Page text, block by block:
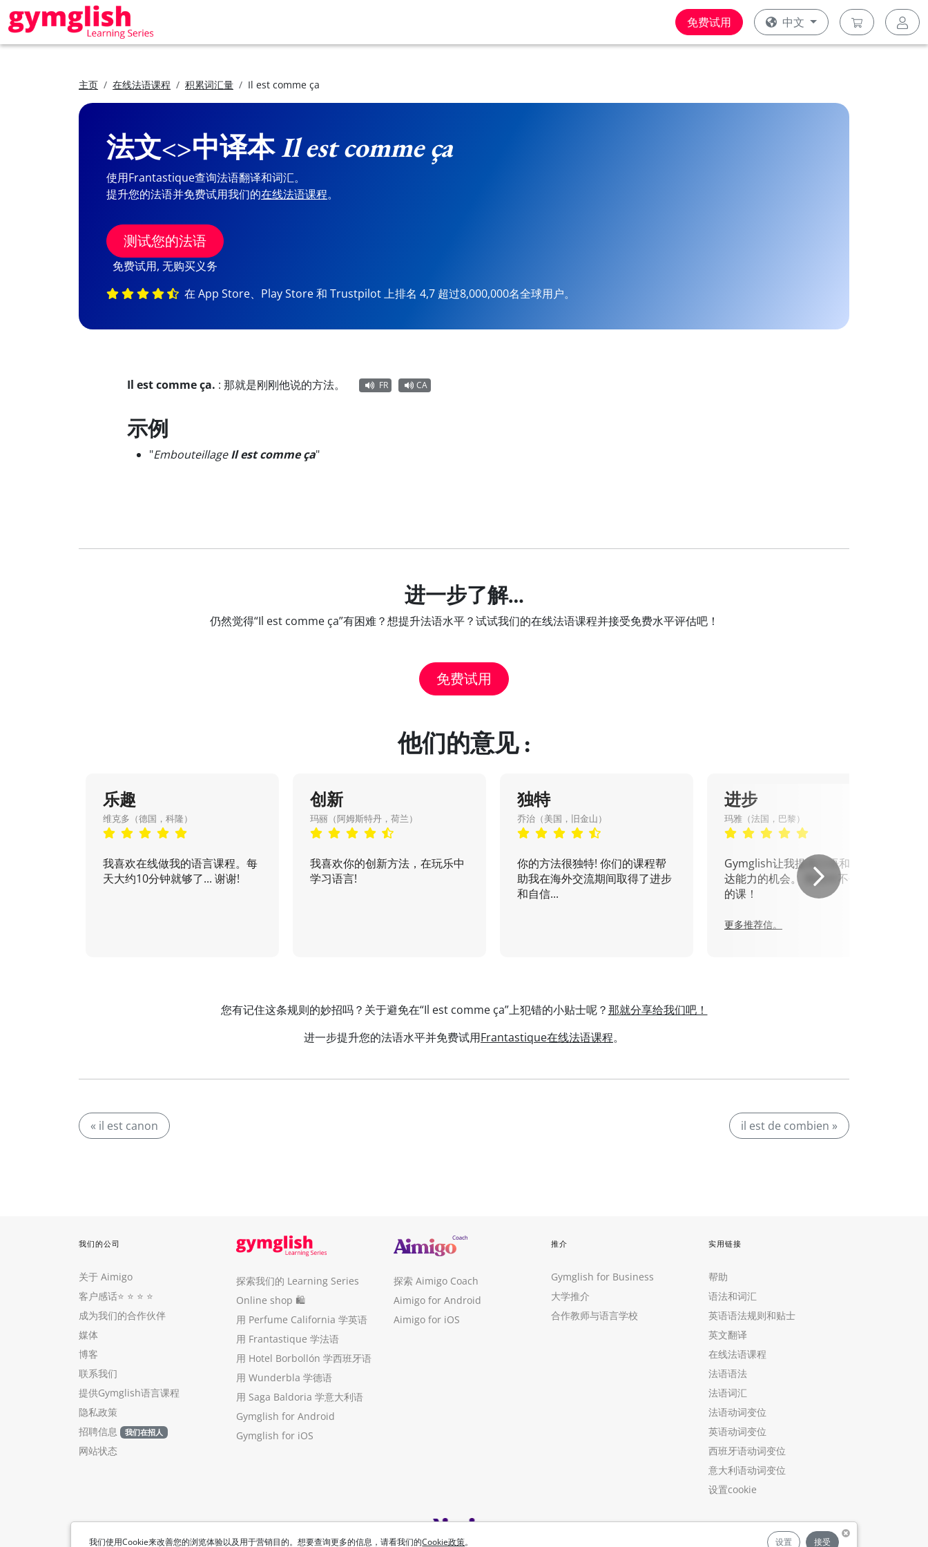
免费试用 中文
主页 在线法语课程 积累词汇量 Il est comme ça
法文<>中译本Il est comme ça
使用Frantastique查询法语翻译和词汇。
提升您的法语并免费试用我们的在线法语课程。
测试您的法语
免费试用, 无购买义务
在 App Store、Play Store 和 Trustpilot 上排名 4,7 超过8,000,000名全球用户。
Il est comme ça. : 那就是刚刚他说的方法。 FR CA
示例
"EmbouteillageIl est comme ça"
进一步了解…
仍然觉得“Il est comme ça”有困难？想提升法语水平？试试我们的在线法语课程并接受免费水平评估吧！
免费试用
他们的意见 :
乐趣
维克多（德国，科隆）
我喜欢在线做我的语言课程。每
天大约10分钟就够了... 谢谢!
创新
玛丽（阿姆斯特丹，荷兰）
我喜欢你的创新方法，在玩乐中
学习语言!
独特
乔治（美国，旧金山）
你的方法很独特! 你们的课程帮
助我在海外交流期间取得了进步
和自信...
进步
玛雅（法国，巴黎）
Gymglish让我提高口语和书面表
达能力的机会。 我绝对不会错过
的课！
更多推荐信。
您有记住这条规则的妙招吗？关于避免在“Il est comme ça”上犯错的小贴士呢？那就分享给我们吧！
进一步提升您的法语水平并免费试用Frantastique在线法语课程。
« il est canon il est de combien »
我们使用Cookie来改善您的浏览体验以及用于营销目的。想要查询更多的信息，请看我们的Cookie政策。 设置 接受
我们的公司
关于 Aimigo
客户感话⭐️ ⭐️ ⭐️ ⭐️
成为我们的合作伙伴
媒体
博客
联系我们
提供Gymglish语言课程
隐私政策
招聘信息
我们在招人
网站状态
探索我们的 Learning Series
Online shop 🛍
用 Perfume California 学英语
用 Frantastique 学法语
用 Hotel Borbollón 学西班牙语
用 Wunderbla 学德语
用 Saga Baldoria 学意大利语
Gymglish for Android
Gymglish for iOS
探索 Aimigo Coach
Aimigo for Android
Aimigo for iOS
推介
Gymglish for Business
大学推介
合作教师与语言学校
实用链接
帮助
语法和词汇
英语语法规则和贴士
英文翻译
在线法语课程
法语语法
法语词汇
法语动词变位
英语动词变位
西班牙语动词变位
意大利语动词变位
设置cookie